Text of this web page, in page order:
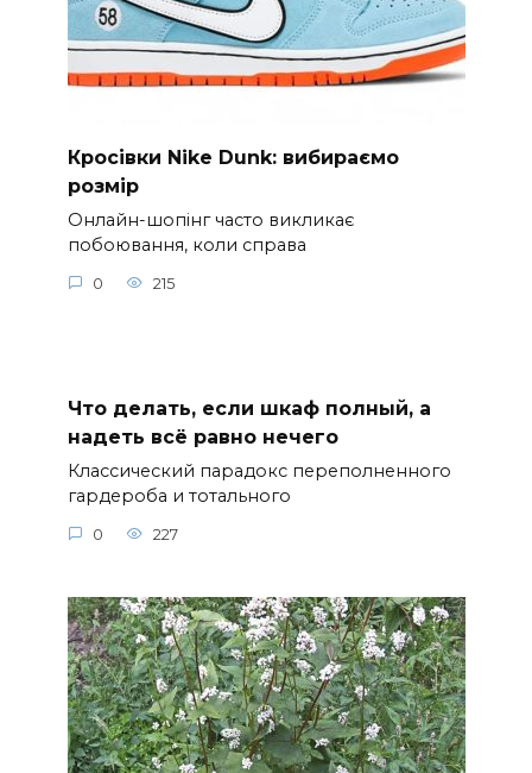
Кросівки Nike Dunk: вибираємо
розмір
Онлайн-шопінг часто викликає
побоювання, коли справа
0 215
Что делать, если шкаф полный, а
надеть всё равно нечего
Классический парадокс переполненного
гардероба и тотального
0 227